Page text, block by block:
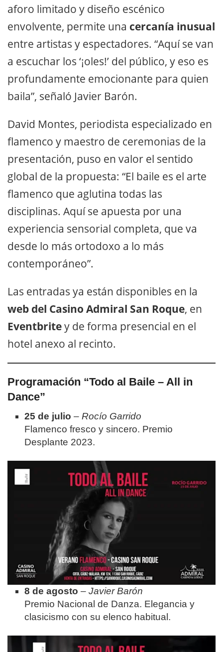
aforo limitado y diseño escénico
envolvente, permite una cercanía inusual
entre artistas y espectadores. “Aquí se van
a escuchar los ‘¡oles!’ del público, y eso es
profundamente emocionante para quien
baila”, señaló Javier Barón.
David Montes, periodista especializado en
flamenco y maestro de ceremonias de la
presentación, puso en valor el sentido
global de la propuesta: “El baile es el arte
flamenco que aglutina todas las
disciplinas. Aquí se apuesta por una
experiencia sensorial completa, que va
desde lo más ortodoxo a lo más
contemporáneo”.
Las entradas ya están disponibles en la
web del Casino Admiral San Roque, en
Eventbritey de forma presencial en el
hotel anexo al recinto.
Programación “Todo al Baile – All in
Dance”
25 de julio –Rocío Garrido
Flamenco fresco y sincero. Premio
Desplante 2023.
8 de agosto –Javier Barón
Premio Nacional de Danza. Elegancia y
clasicismo con su elenco habitual.